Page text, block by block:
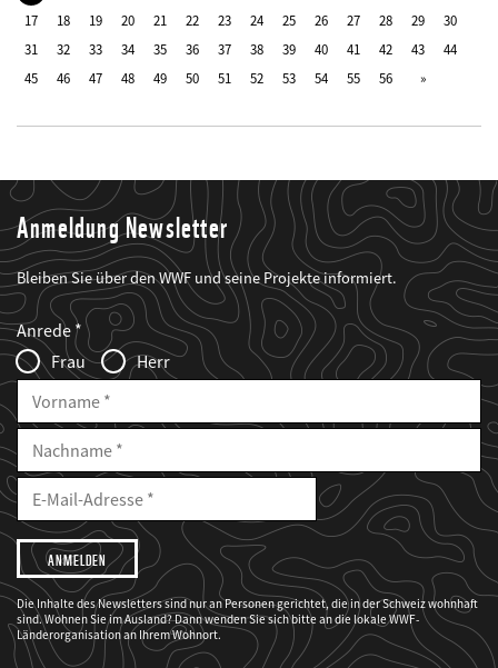
17
18 19 20 21 22 23 24 25 26 27 28 29
30
31
32 33 34 35 36 37 38 39 40 41 42 43
44
45
46 47 48 49 50 51 52 53 54 55 56
Anmeldung Newsletter
Bleiben Sie über den WWF und seine Projekte informiert.
Web2Case
Infofelder
Fieldset
anrede_name
Anrede
Frau
Herr
Vorname
Nachname
E-
Mailadresse
E-
Adresse
Ich
möchte,
dass
der
WWF
mich
über
seine
Projekte
informiert.
Die Inhalte des Newsletters sind nur an Personen gerichtet, die in der Schweiz wohnhaft
sind. Wohnen Sie im Ausland? Dann wenden Sie sich bitte an die lokale WWF-
Länderorganisation an Ihrem Wohnort.